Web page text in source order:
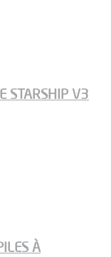
STARSHIP V3
À